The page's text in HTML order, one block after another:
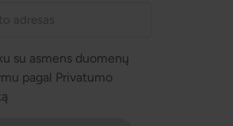
su asmens duomenų
pagal Privatumo